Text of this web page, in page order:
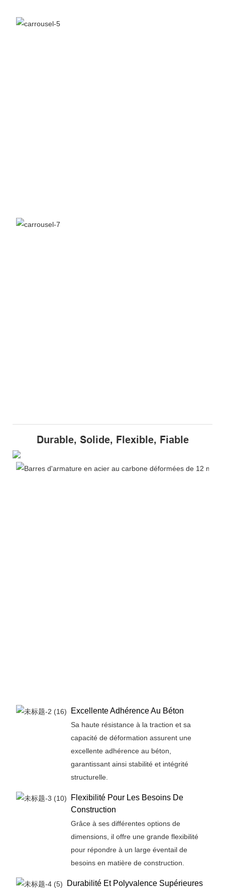
Durable, Solide, Flexible, Fiable
Excellente Adhérence Au Béton
Sa haute résistance à la traction et sa
capacité de déformation assurent une
excellente adhérence au béton,
garantissant ainsi stabilité et intégrité
structurelle.
Flexibilité Pour Les Besoins De
Construction
Grâce à ses différentes options de
dimensions, il offre une grande flexibilité
pour répondre à un large éventail de
besoins en matière de construction.
Durabilité Et Polyvalence Supérieures